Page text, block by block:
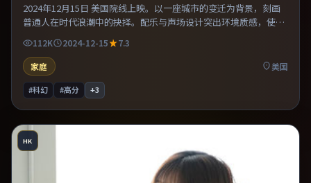
2024年12月15日 美国院线上映。以一座城市的变迁为背景，刻画
普通人在时代浪潮中的抉择。配乐与声场设计突出环境质感，使观
众更易沉浸其中。既有类型片爽感，也保留作者表达，口碑潜力不
俗。
112K 2024-12-15
7.3
家庭
美国
#科幻 #高分 +3
HK